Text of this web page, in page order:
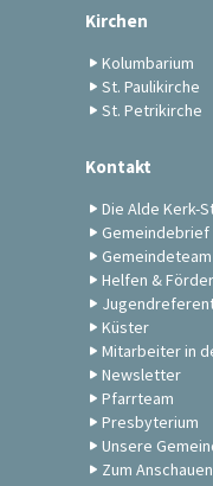
Kirchen
Kolumbarium
St. Paulikirche
St. Petrikirche
Kontakt
Die Alde Kerk-
Gemeindebrief
Gemeindeteam
Helfen &
Küster
Mitarbeiter in
Newsletter
Pfarrteam
Presbyterium
Unsere
Zum